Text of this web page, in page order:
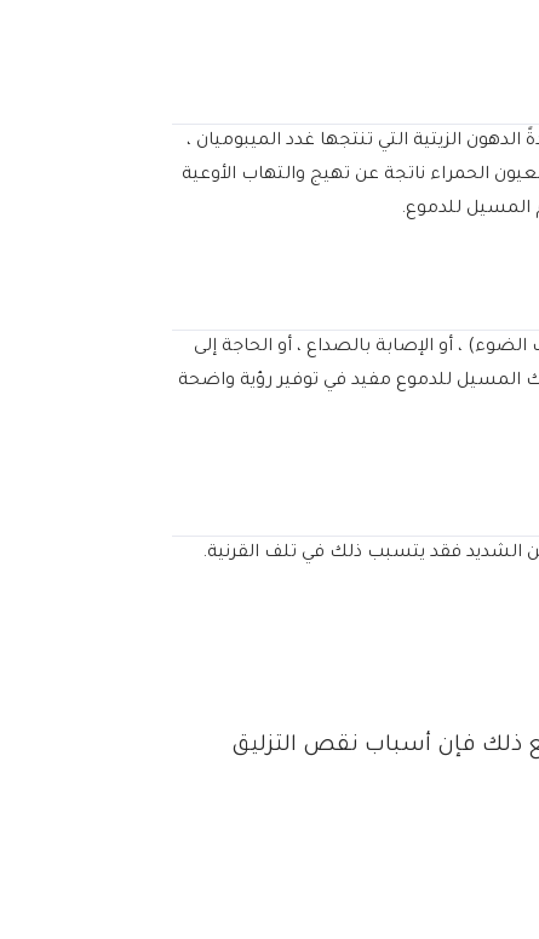
الزيتية التي تنتجها غدد الميبوميان ،
الحمراء ناتجة عن تهيج والتهاب الأوعية
المسيل للدموع.
، أو الإصابة بالصداع ، أو الحاجة إلى
المسيل للدموع مفيد في توفير رؤية واضحة
الشديد فقد يتسبب ذلك في تلف القرنية.
ذلك فإن أسباب نقص التزليق